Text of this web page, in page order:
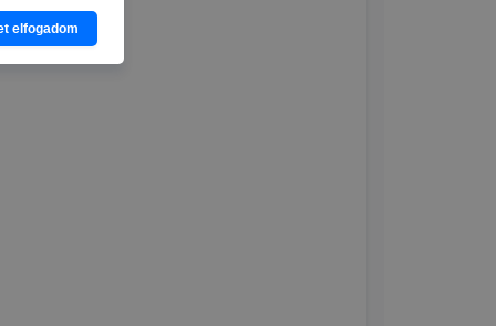
a
a
honlap a
elfogadom